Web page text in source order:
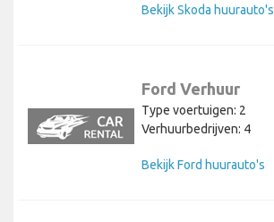
Bekijk Skoda huurauto's
Ford Verhuur
Type voertuigen: 2
Verhuurbedrijven: 4
Bekijk Ford huurauto's